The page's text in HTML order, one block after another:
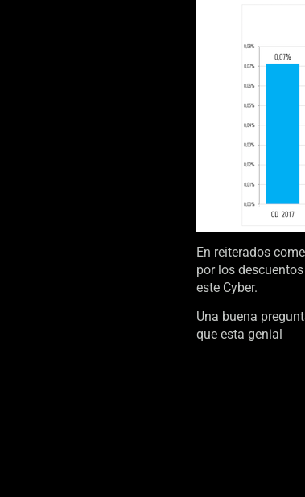
En reiterados
por los
este Cyber.
Una buena
que esta genial